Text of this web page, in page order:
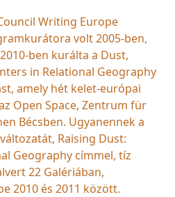
Writing Europe
volt 2005-ben,
ben kurálta a Dust,
in Relational Geography
amely hét kelet-európai
Open Space, Zentrum für
Bécsben. Ugyanennek a
Raising Dust:
Geography címmel, tíz
22 Galériában,
2010 és 2011 között.